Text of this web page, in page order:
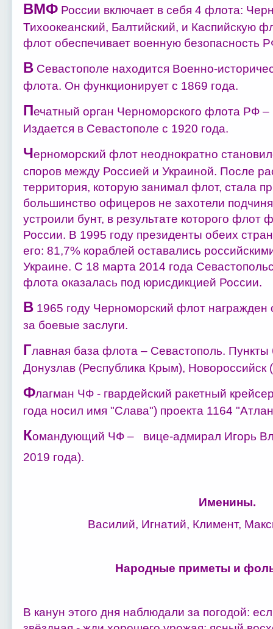
ВМФРоссии включает в себя 4 флота:
Тихоокеанский, Балтийский, и Каспийскую
флот обеспечивает военную безопасность
ВСевастополе находится Военно-
флота. Он функционирует с 1869 года.
Печатный орган Черноморского флота РФ –
Издается в Севастополе с 1920 года.
Черноморский флот неоднократно
споров между Россией и Украиной. После
территория, которую занимал флот, стала
большинство офицеров не захотели
устроили бунт, в результате которого флот
России. В 1995 году президенты обеих
его: 81,7% кораблей оставались
Украине. С 18 марта 2014 года
флота оказалась под юрисдикцией России.
В1965 году Черноморский флот награжден
за боевые заслуги.
Главная база флота – Севастополь.
Донузлав (Республика Крым), Новороссийск
Флагман ЧФ - гвардейский ракетный
года носил имя "Слава") проекта 1164
Командующий ЧФ – вице-адмирал Игорь
2019 года).
Именины.
Василий, Игнатий, Климент,
Народные приметы и
В канун этого дня наблюдали за погодой: